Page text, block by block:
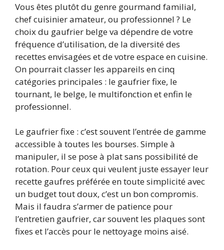
Vous êtes plutôt du genre gourmand familial,
chef cuisinier amateur, ou professionnel ? Le
choix du gaufrier belge va dépendre de votre
fréquence d’utilisation, de la diversité des
recettes envisagées et de votre espace en cuisine.
On pourrait classer les appareils en cinq
catégories principales : le gaufrier fixe, le
tournant, le belge, le multifonction et enfin le
professionnel.
Le gaufrier fixe : c’est souvent l’entrée de gamme
accessible à toutes les bourses. Simple à
manipuler, il se pose à plat sans possibilité de
rotation. Pour ceux qui veulent juste essayer leur
recette gaufres préférée en toute simplicité avec
un budget tout doux, c’est un bon compromis.
Mais il faudra s’armer de patience pour
l’entretien gaufrier, car souvent les plaques sont
fixes et l’accès pour le nettoyage moins aisé.